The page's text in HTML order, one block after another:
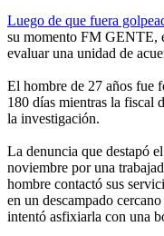
Luego de que fuera
su momento FM GENTE,
evaluar una unidad de
El hombre de 27 años fue
180 días mientras la fiscal
la investigación.
La denuncia que destapó
noviembre por una
hombre contactó sus
en un descampado
intentó asfixiarla con una